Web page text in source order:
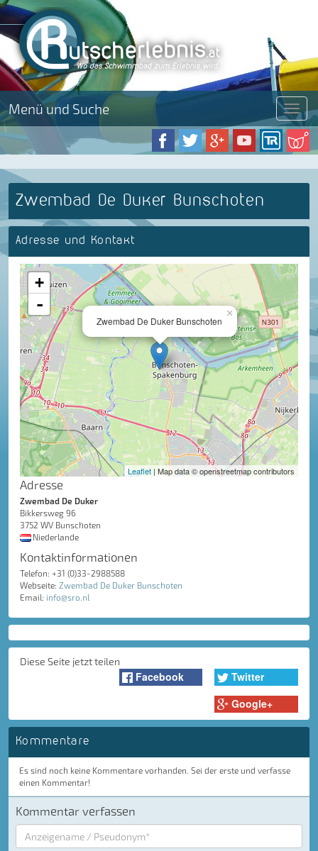
Menü und Suche Menü
Zwembad De Duker Bunschoten
Adresse und Kontakt
×
Zwembad De Duker Bunschoten
+
-
Leaflet | Map data © openstreetmap contributors
Adresse
Zwembad De Duker
Bikkersweg 96
3752 WV Bunschoten
Niederlande
Kontaktinformationen
Telefon: +31 (0)33-2988588
Webseite: Zwembad De Duker Bunschoten
Email: info@sro.nl
Diese Seite jetzt teilen
Facebook
Twitter
Google+
Kommentare
Es sind noch keine Kommentare vorhanden. Sei der erste und verfasse
einen Kommentar!
Kommentar verfassen